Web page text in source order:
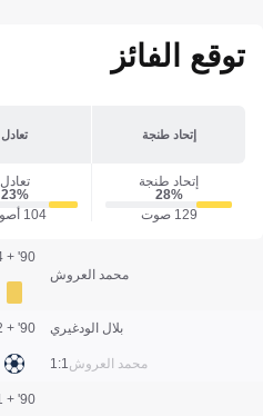
توقع الفائز
إتحاد طنجة تعادل
إتحاد طنجة
28‎%‎
129 صوت
تعادل
23‎%‎
104 أصوات
محمد العروش
90' + 4'
بلال الودغيري
محمد العروش1:1
90' + 2'
90' + 1'